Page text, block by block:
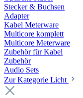
Stecker & Buchsen
Adapter
Kabel Meterware
Multicore komplett
Multicore Meterware
Zubehör für Kabel
Zubehör
Audio Sets
Zur Kategorie Licht